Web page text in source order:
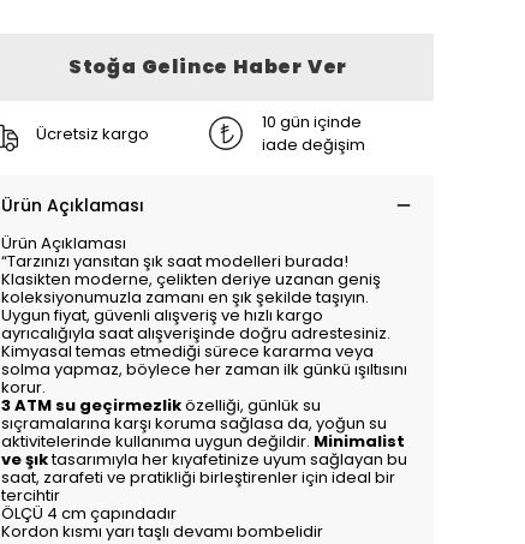
Stoğa Gelince Haber Ver
Ücretsiz kargo
10 gün içinde
iade değişim
Ürün Açıklaması
Ürün Açıklaması
“Tarzınızı yansıtan şık saat modelleri burada!
Klasikten moderne, çelikten deriye uzanan geniş
koleksiyonumuzla zamanı en şık şekilde taşıyın.
Uygun fiyat, güvenli alışveriş ve hızlı kargo
ayrıcalığıyla saat alışverişinde doğru adrestesiniz.
Kimyasal temas etmediği sürece kararma veya
solma yapmaz, böylece her zaman ilk günkü ışıltısını
korur.
3 ATM su geçirmezliközelliği, günlük su
sıçramalarına karşı koruma sağlasa da, yoğun su
aktivitelerinde kullanıma uygun değildir. Minimalist
ve şıktasarımıyla her kıyafetinize uyum sağlayan bu
saat, zarafeti ve pratikliği birleştirenler için ideal bir
tercihtir
ÖLÇÜ 4 cm çapındadır
Kordon kısmı yarı taşlı devamı bombelidir